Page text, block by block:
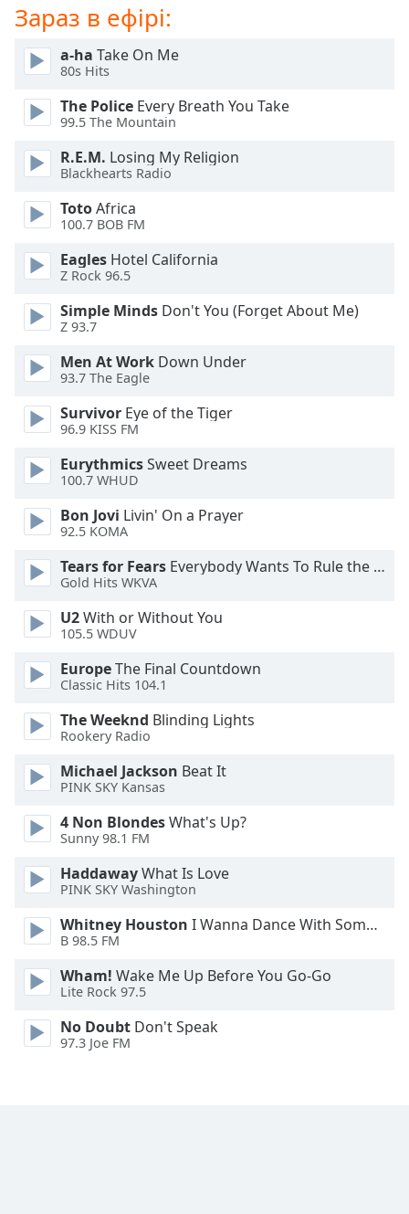
Audio
Picture-
Picture
Fullscreen
modal
window.
Beginning
dialog
window.
cancel
and
close
window.
Text
Color
Opacity
Text
Color
Opacity
Caption
Background
Color
Opacity
Font
Size
Text
Edge
Зараз в ефірі:
a-ha Take On Me
80s Hits
The Police Every Breath You Take
99.5 The Mountain
R.E.M. Losing My Religion
Blackhearts Radio
TotoAfrica
100.7 BOB FM
Eagles Hotel California
Z Rock 96.5
Simple Minds Don't You (Forget About Me)
Z 93.7
Men At Work Down Under
93.7 The Eagle
Survivor Eye of the Tiger
96.9 KISS FM
EurythmicsSweet Dreams
100.7 WHUD
Bon Jovi Livin' On a Prayer
92.5 KOMA
Tears for Fears Everybody Wants To Rule the World
Gold Hits WKVA
U2With or Without You
105.5 WDUV
EuropeThe Final Countdown
Classic Hits 104.1
The Weeknd Blinding Lights
Rookery Radio
Michael Jackson Beat It
PINK SKY Kansas
4 Non BlondesWhat's Up?
Sunny 98.1 FM
HaddawayWhat Is Love
PINK SKY Washington
Whitney Houston I Wanna Dance With Somebody
B 98.5 FM
Wham! Wake Me Up Before You Go-Go
Lite Rock 97.5
No Doubt Don't Speak
97.3 Joe FM